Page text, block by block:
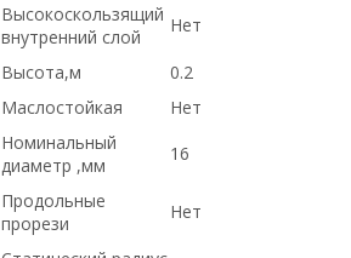
Высокоскользящий
внутренний слой
Нет
Высота,м
0.2
Маслостойкая
Нет
Номинальный
диаметр ,мм
16
Продольные
прорези
Нет